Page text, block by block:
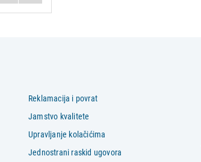
Reklamacija i povrat
Jamstvo kvalitete
Upravljanje kolačićima
Jednostrani raskid ugovora